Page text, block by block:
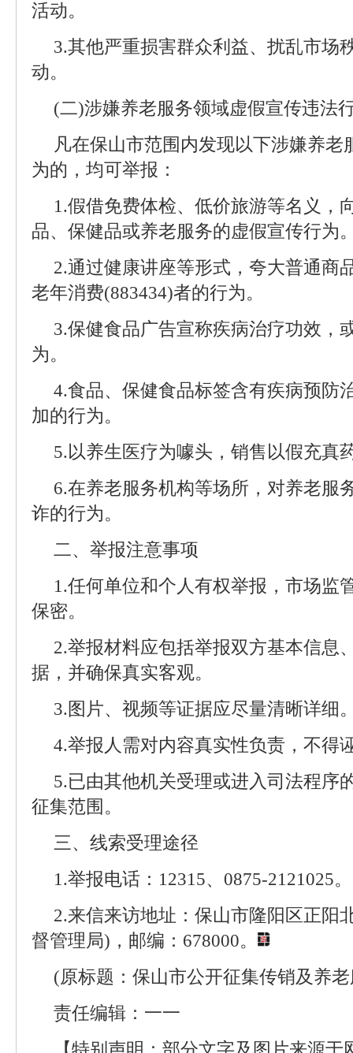
活动。
3.其他严重损害群众利益、扰乱市场
动。
(二)涉嫌养老服务领域虚假宣传违法
凡在保山市范围内发现以下涉嫌养老
为的，均可举报：
1.假借免费体检、低价旅游等名义，
品、保健品或养老服务的虚假宣传行为
2.通过健康讲座等形式，夸大普通商
老年消费(883434)者的行为。
3.保健食品广告宣称疾病治疗功效，
为。
4.食品、保健食品标签含有疾病预防
加的行为。
5.以养生医疗为噱头，销售以假充真
6.在养老服务机构等场所，对养老服
诈的行为。
二、举报注意事项
1.任何单位和个人有权举报，市场监
保密。
2.举报材料应包括举报双方基本信息
据，并确保真实客观。
3.图片、视频等证据应尽量清晰详细
4.举报人需对内容真实性负责，不得
5.已由其他机关受理或进入司法程序
征集范围。
三、线索受理途径
1.举报电话：12315、0875-2121025。
2.来信来访地址：保山市隆阳区正阳
督管理局)，邮编：678000。
(原标题：保山市公开征集传销及养
责任编辑：一一